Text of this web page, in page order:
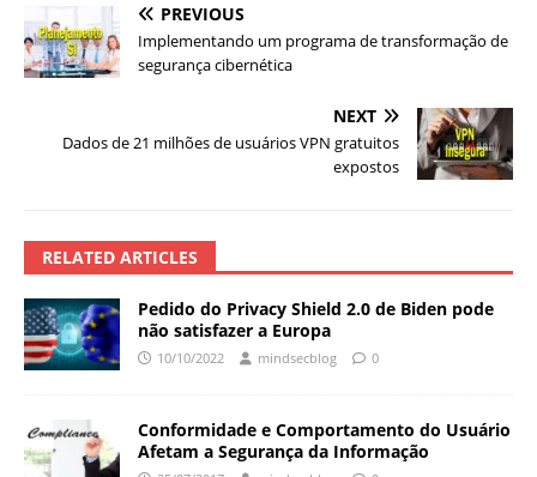
PREVIOUS
Implementando um programa de transformação de
segurança cibernética
NEXT
Dados de 21 milhões de usuários VPN gratuitos
expostos
RELATED ARTICLES
Pedido do Privacy Shield 2.0 de Biden pode
não satisfazer a Europa
10/10/2022 mindsecblog 0
Conformidade e Comportamento do Usuário
Afetam a Segurança da Informação